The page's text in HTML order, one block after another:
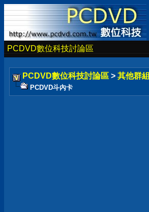
PCDVD數位科技討論區
PCDVD數位科技討論區 > 其他群組
PCDVD斗內卡